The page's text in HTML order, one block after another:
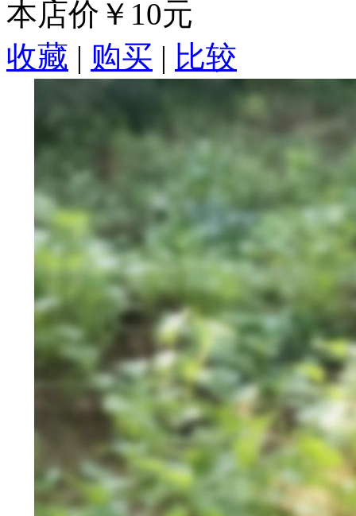
本店价 ￥10元
收藏 | 购买 | 比较